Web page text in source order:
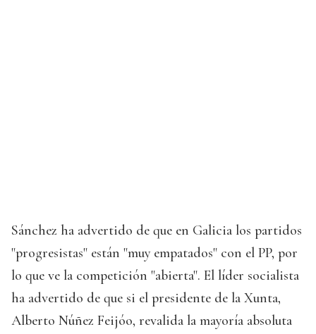
Sánchez ha advertido de que en Galicia los partidos
"progresistas" están "muy empatados" con el PP, por
lo que ve la competición "abierta". El líder socialista
ha advertido de que si el presidente de la Xunta,
Alberto Núñez Feijóo, revalida la mayoría absoluta